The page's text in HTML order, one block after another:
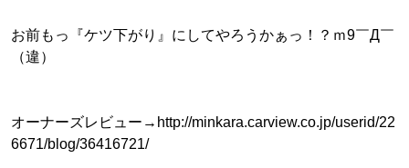
お前もっ『ケツ下がり』にしてやろうかぁっ！？ｍ9￣Д￣
（違）
オーナーズレビュー→http://minkara.carview.co.jp/userid/22
6671/blog/36416721/